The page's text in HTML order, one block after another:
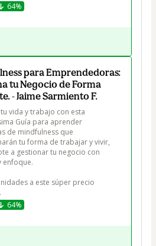
64%
para Emprendedoras:
tu Negocio de Forma
- Jaime Sarmiento F.
vida y trabajo con esta
Guía para aprender
de mindfulness que
tu forma de trabajar y vivir,
a gestionar tu negocio con
enfoque.
a este súper precio
64%